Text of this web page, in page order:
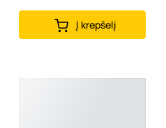
Į krepšelį